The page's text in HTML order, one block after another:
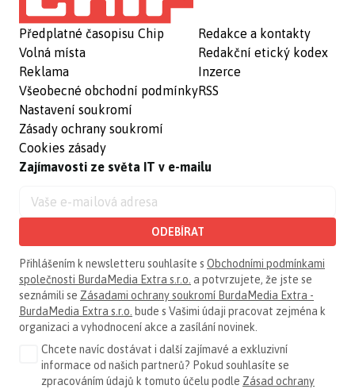
Předplatné časopisu Chip
Volná místa
Reklama
Všeobecné obchodní podmínky
Nastavení soukromí
Zásady ochrany soukromí
Cookies zásady
Redakce a kontakty
Redakční etický kodex
Inzerce
RSS
Zajímavosti ze světa IT v e-mailu
ODEBÍRAT
Přihlášením k newsletteru souhlasíte s Obchodními podmínkami
společnosti BurdaMedia Extra s.r.o. a potvrzujete, že jste se
seznámili se Zásadami ochrany soukromí BurdaMedia Extra -
BurdaMedia Extra s.r.o. bude s Vašimi údaji pracovat zejména k
organizaci a vyhodnocení akce a zasílání novinek.
Chcete navíc dostávat i další zajímavé a exkluzivní
informace od našich partnerů? Pokud souhlasíte se
zpracováním údajů k tomuto účelu podle Zásad ochrany